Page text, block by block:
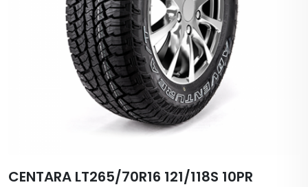
CENTARA LT265/70R16 121/118S 10PR